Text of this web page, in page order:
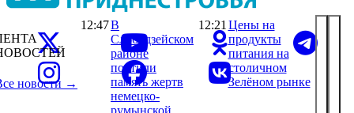
новости →
12:47В
Слободзейском
районе
почтили
память жертв
немецко-
румынской
12:21 Цены на
продукты
питания на
столичном
Зелёном рынке